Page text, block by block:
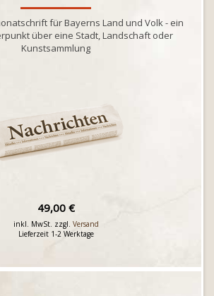
für Bayerns Land und Volk - ein
über eine Stadt, Landschaft oder
Kunstsammlung
49,00 €
inkl. MwSt. zzgl. Versand
Lieferzeit 1-2 Werktage